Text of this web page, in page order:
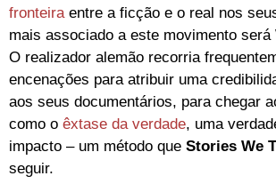
fronteiraentre a ficção e o real nos
mais associado a este movimento será
O realizador alemão recorria
encenações para atribuir uma
aos seus documentários, para chegar
como o êxtase da verdade, uma
impacto – um método que Stories We
seguir.